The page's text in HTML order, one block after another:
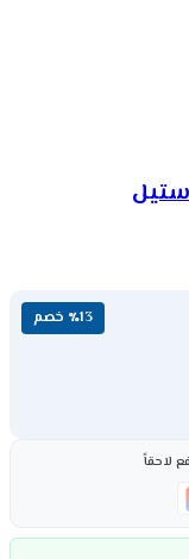
– ستيل
٪13 خصم
لاحقاً